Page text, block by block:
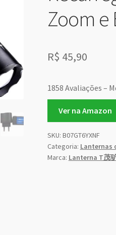
Zoom e
R$ 45,90
1858 Avaliações –
Ver na Amazon
SKU: B07GT6YXNF
Categoria: Lanternas
Marca: Lanterna T茂